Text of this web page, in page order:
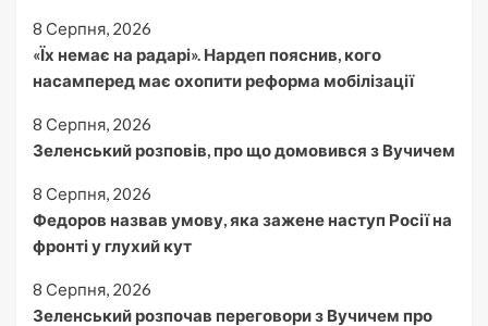
8 Серпня, 2026
«Їх немає на радарі». Нардеп пояснив, кого
насамперед має охопити реформа мобілізації
8 Серпня, 2026
Зеленський розповів, про що домовився з Вучичем
8 Серпня, 2026
Федоров назвав умову, яка зажене наступ Росії на
фронті у глухий кут
8 Серпня, 2026
Зеленський розпочав переговори з Вучичем про